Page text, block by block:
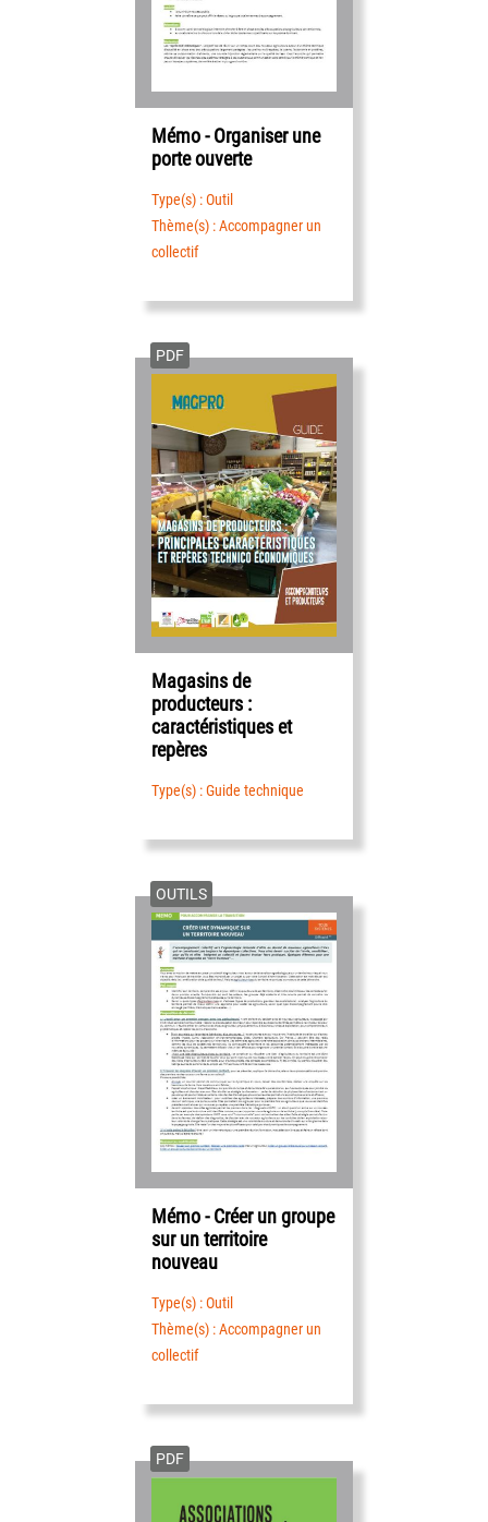
Mémo - Organiser une
porte ouverte
Type(s) : Outil
Thème(s) : Accompagner un
collectif
PDF
Magasins de
producteurs :
caractéristiques et
repères
Type(s) : Guide technique
OUTILS
Mémo - Créer un groupe
sur un territoire
nouveau
Type(s) : Outil
Thème(s) : Accompagner un
collectif
PDF